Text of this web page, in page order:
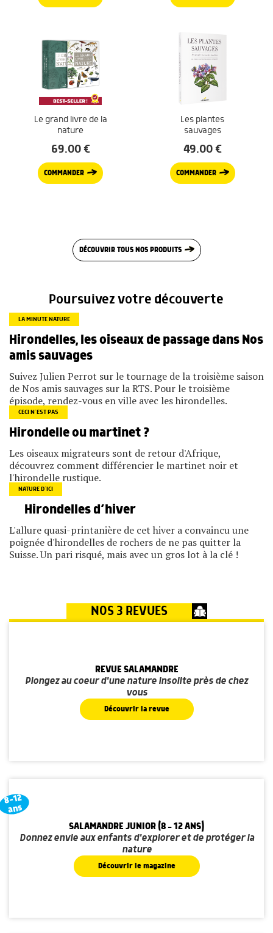
Le grand livre de la
nature
69.00€
COMMANDER
Les plantes
sauvages
49.00€
COMMANDER
DÉCOUVRIR TOUS NOS PRODUITS
Poursuivez votre découverte
LA MINUTE NATURE
Hirondelles, les oiseaux de passage dans Nos
amis sauvages
Suivez Julien Perrot sur le tournage de la troisième saison
de Nos amis sauvages sur la RTS. Pour le troisième
épisode, rendez-vous en ville avec les hirondelles.
CECI N’EST PAS
Hirondelle ou martinet ?
Les oiseaux migrateurs sont de retour d'Afrique,
découvrez comment différencier le martinet noir et
l'hirondelle rustique.
NATURE D’ICI
Hirondelles d’hiver
L'allure quasi-printanière de cet hiver a convaincu une
poignée d'hirondelles de rochers de ne pas quitter la
Suisse. Un pari risqué, mais avec un gros lot à la clé !
NOS 3 REVUES
REVUE SALAMANDRE
Plongez au coeur d'une nature insolite près de chez
vous
Découvrir la revue
8-12
ans
SALAMANDRE JUNIOR (8 - 12 ANS)
Donnez envie aux enfants d'explorer et de protéger la
nature
Découvrir le magazine